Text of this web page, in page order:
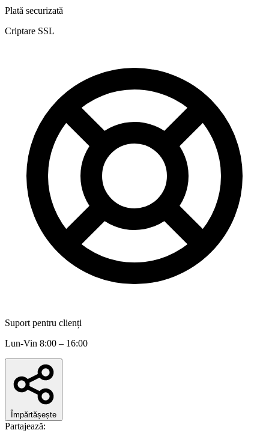
Plată securizată
Criptare SSL
Suport pentru clienți
Lun-Vin 8:00 – 16:00
Împărtășește
Partajează: